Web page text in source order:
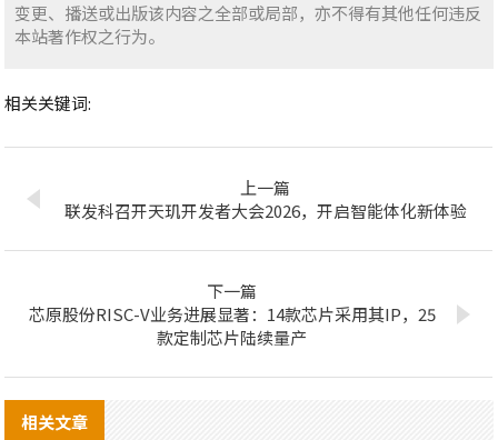
变更、播送或出版该内容之全部或局部，亦不得有其他任何违反
本站著作权之行为。
相关关键词:
上一篇
联发科召开天玑开发者大会2026，开启智能体化新体验
下一篇
芯原股份RISC-V业务进展显著：14款芯片采用其IP，25
款定制芯片陆续量产
相关文章